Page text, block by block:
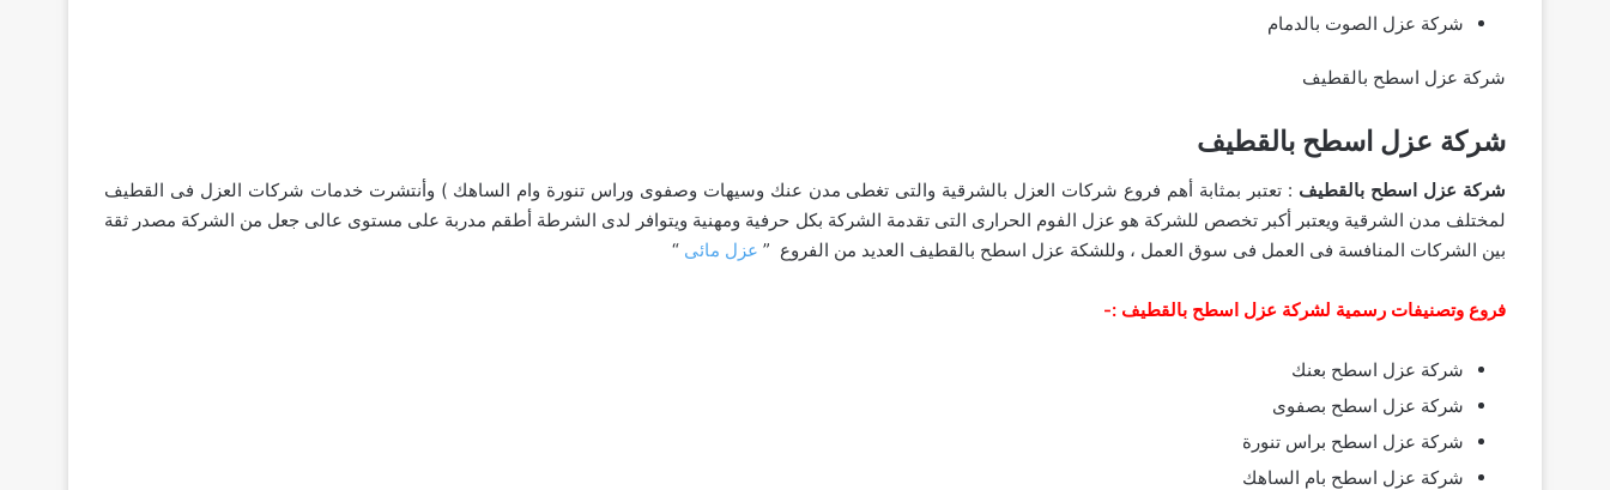
شركة عزل الصوت بالدمام
شركة عزل اسطح بالقطيف
شركة عزل اسطح بالقطيف
شركة عزل اسطح بالقطيف : تعتبر بمثابة أهم فروع شركات العزل بالشرقية والتى تغطى مدن عنك وسيهات وصفوى وراس تنورة وام الساهك ) وأنتشرت خدمات شركات العزل فى القطيف
لمختلف مدن الشرقية ويعتبر أكبر تخصص للشركة هو عزل الفوم الحرارى التى تقدمة الشركة بكل حرفية ومهنية ويتوافر لدى الشرطة أطقم مدربة على مستوى عالى جعل من الشركة مصدر ثقة
بين الشركات المنافسة فى العمل فى سوق العمل ، وللشكة عزل اسطح بالقطيف العديد من الفروع ” عزل مائى “
فروع وتصنيفات رسمية لشركة عزل اسطح بالقطيف :-
شركة عزل اسطح بعنك
شركة عزل اسطح بصفوى
شركة عزل اسطح براس تنورة
شركة عزل اسطح بام الساهك